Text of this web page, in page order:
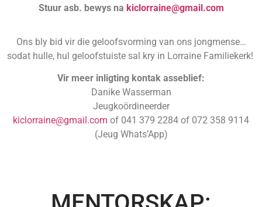
Stuur asb. bewys na kiclorraine@gmail.com
Ons bly bid vir die geloofsvorming van ons jongmense…
sodat hulle, hul geloofstuiste sal kry in Lorraine Familiekerk!
Vir meer inligting kontak asseblief:
Danike Wasserman
Jeugkoördineerder
kiclorraine@gmail.com of 041 379 2284 of 072 358 9114
(Jeug Whats’App)